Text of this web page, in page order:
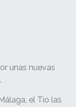
unas nuevas
el Tío las